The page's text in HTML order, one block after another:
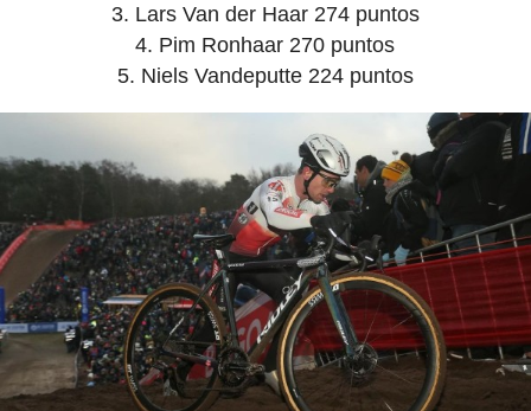
Lars Van der Haar 274 puntos
Pim Ronhaar 270 puntos
Niels Vandeputte 224 puntos